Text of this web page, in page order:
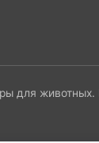
для